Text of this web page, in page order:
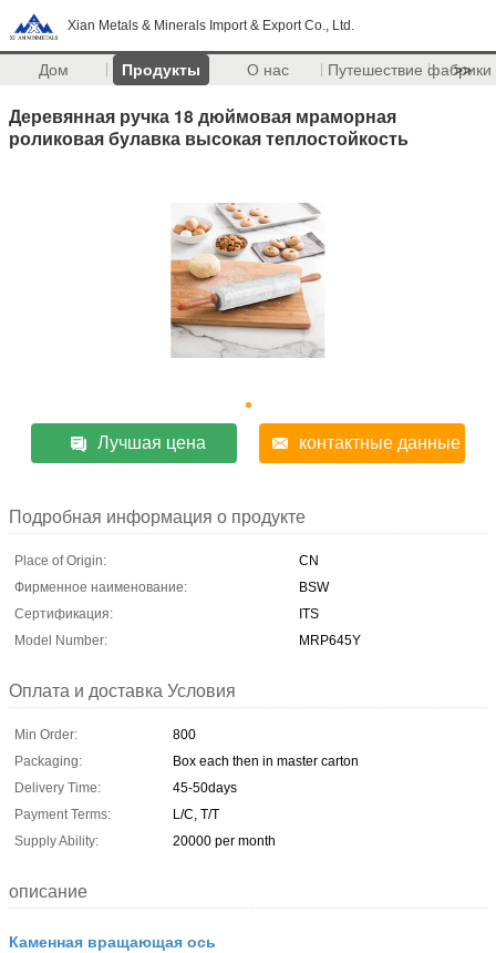
Xian Metals & Minerals Import & Export Co., Ltd.
Дом Продукты О нас Путешествие фабрики
>>
Деревянная ручка 18 дюймовая мраморная
роликовая булавка высокая теплостойкость
Лучшая цена контактные данные
Подробная информация о продукте
Place of Origin:
CN
Фирменное наименование:
BSW
Сертификация:
ITS
Model Number:
MRP645Y
Оплата и доставка Условия
Min Order:
800
Packaging:
Box each then in master carton
Delivery Time:
45-50days
Payment Terms:
L/C, T/T
Supply Ability:
20000 per month
описание
Каменная вращающая ось